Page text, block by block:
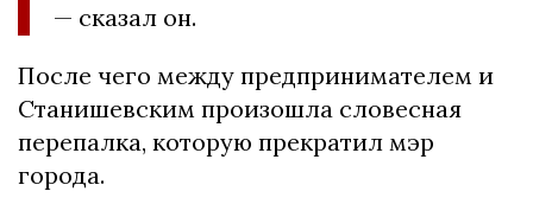
— сказал он.
После чего между предпринимателем и
Станишевским произошла словесная
перепалка, которую прекратил мэр
города.